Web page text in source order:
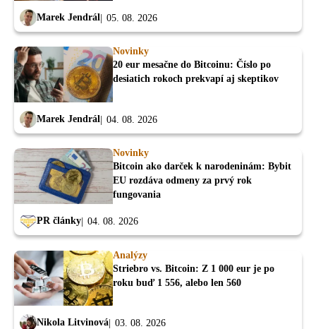
Marek Jendrál 05. 08. 2026
Novinky
20 eur mesačne do Bitcoinu: Číslo po
desiatich rokoch prekvapí aj skeptikov
Marek Jendrál 04. 08. 2026
Novinky
Bitcoin ako darček k narodeninám: Bybit
EU rozdáva odmeny za prvý rok
fungovania
PR články 04. 08. 2026
Analýzy
Striebro vs. Bitcoin: Z 1 000 eur je po
roku buď 1 556, alebo len 560
Nikola Litvinová 03. 08. 2026